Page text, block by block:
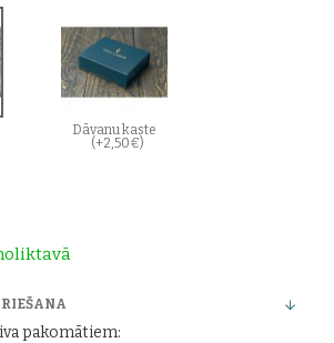
Dāvanu kaste
(+2,50€)
pakomātiem: